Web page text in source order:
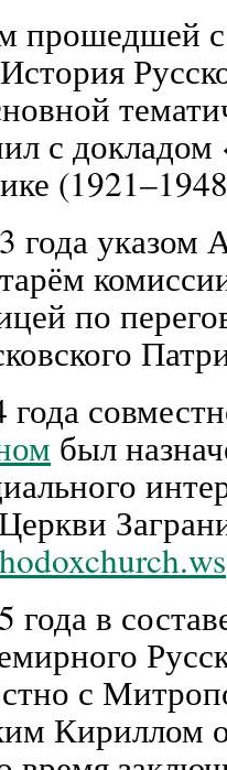
прошедшей
с
года
по
был
года в
с
Кириллом